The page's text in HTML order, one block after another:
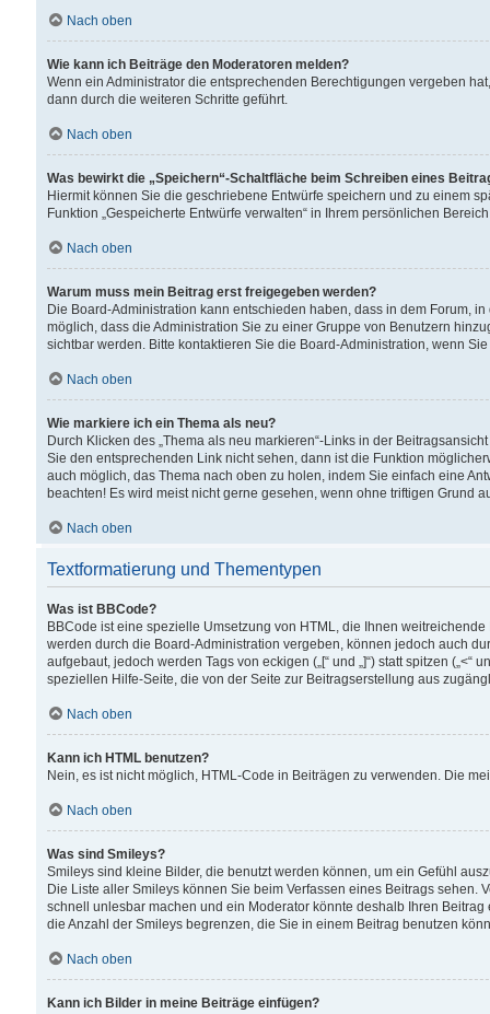
Nach oben
Wie kann ich Beiträge den Moderatoren melden?
Wenn ein Administrator die entsprechenden Berechtigungen vergeben
dann durch die weiteren Schritte geführt.
Nach oben
Was bewirkt die „Speichern“-Schaltfläche beim Schreiben eines
Hiermit können Sie die geschriebene Entwürfe speichern und zu einem
Funktion „Gespeicherte Entwürfe verwalten“ in Ihrem persönlichen
Nach oben
Warum muss mein Beitrag erst freigegeben werden?
Die Board-Administration kann entschieden haben, dass in dem Forum,
möglich, dass die Administration Sie zu einer Gruppe von Benutzern
sichtbar werden. Bitte kontaktieren Sie die Board-Administration, wenn
Nach oben
Wie markiere ich ein Thema als neu?
Durch Klicken des „Thema als neu markieren“-Links in der
Sie den entsprechenden Link nicht sehen, dann ist die Funktion
auch möglich, das Thema nach oben zu holen, indem Sie einfach eine
beachten! Es wird meist nicht gerne gesehen, wenn ohne triftigen Grund
Nach oben
Textformatierung und Thementypen
Was ist BBCode?
BBCode ist eine spezielle Umsetzung von HTML, die Ihnen
werden durch die Board-Administration vergeben, können jedoch auch
aufgebaut, jedoch werden Tags von eckigen („[“ und „]“) statt spitzen
speziellen Hilfe-Seite, die von der Seite zur Beitragserstellung aus
Nach oben
Kann ich HTML benutzen?
Nein, es ist nicht möglich, HTML-Code in Beiträgen zu verwenden. Die
Nach oben
Was sind Smileys?
Smileys sind kleine Bilder, die benutzt werden können, um ein Gefühl
Die Liste aller Smileys können Sie beim Verfassen eines Beitrags
schnell unlesbar machen und ein Moderator könnte deshalb Ihren
die Anzahl der Smileys begrenzen, die Sie in einem Beitrag benutzen
Nach oben
Kann ich Bilder in meine Beiträge einfügen?